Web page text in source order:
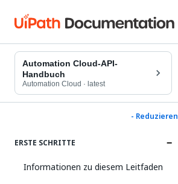
Automation Cloud-API-
Handbuch
Automation Cloud · latest
- Reduzieren
ERSTE SCHRITTE
Informationen zu diesem Leitfaden